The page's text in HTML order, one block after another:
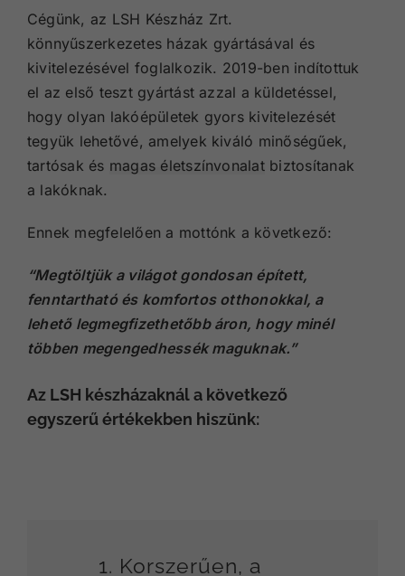
Cégünk, az LSH Készház Zrt.
könnyűszerkezetes házak gyártásával és
kivitelezésével foglalkozik. 2019-ben indítottuk
el az első teszt gyártást azzal a küldetéssel,
hogy olyan lakóépületek gyors kivitelezését
tegyük lehetővé, amelyek kiváló minőségűek,
tartósak és magas életszínvonalatbiztosítanak
a lakóknak.
Ennek megfelelően a mottónk a következő:
“Megtöltjük a világot gondosan épített,
fenntartható és komfortos otthonokkal, a
lehető legmegfizethetőbb áron, hogy minél
többen megengedhessék maguknak.”
Az LSH készházaknál a következő
egyszerű értékekben hiszünk:
1. Korszerűen, a